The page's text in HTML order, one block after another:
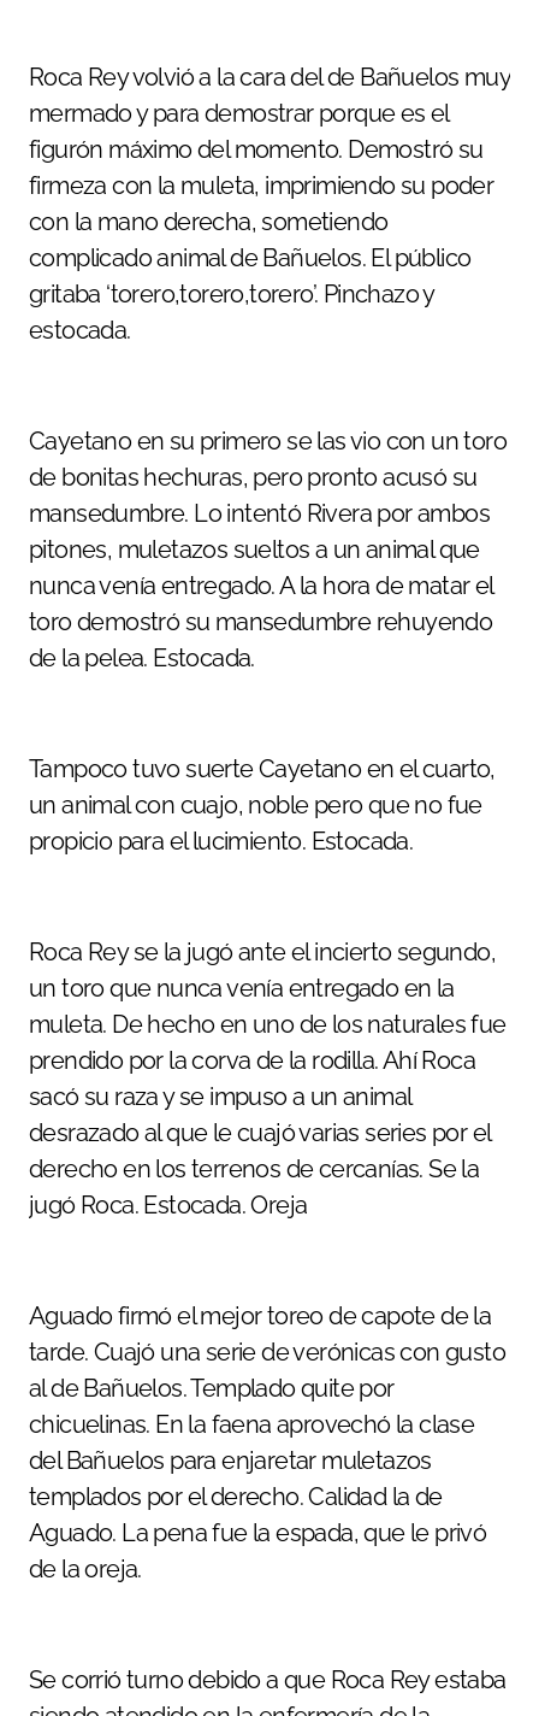
Roca Rey volvió a la cara del de Bañuelos muy
mermado y para demostrar porque es el
figurón máximo del momento. Demostró su
firmeza con la muleta, imprimiendo su poder
con la mano derecha, sometiendo
complicado animal de Bañuelos. El público
gritaba ‘torero,torero,torero’. Pinchazo y
estocada.
Cayetano en su primero se las vio con un toro
de bonitas hechuras, pero pronto acusó su
mansedumbre. Lo intentó Rivera por ambos
pitones, muletazos sueltos a un animal que
nunca venía entregado. A la hora de matar el
toro demostró su mansedumbre rehuyendo
de la pelea. Estocada.
Tampoco tuvo suerte Cayetano en el cuarto,
un animal con cuajo, noble pero que no fue
propicio para el lucimiento. Estocada.
Roca Rey se la jugó ante el incierto segundo,
un toro que nunca venía entregado en la
muleta. De hecho en uno de los naturales fue
prendido por la corva de la rodilla. Ahí Roca
sacó su raza y se impuso a un animal
desrazado al que le cuajó varias series por el
derecho en los terrenos de cercanías. Se la
jugó Roca. Estocada. Oreja
Aguado firmó el mejor toreo de capote de la
tarde. Cuajó una serie de verónicas con gusto
al de Bañuelos. Templado quite por
chicuelinas. En la faena aprovechó la clase
del Bañuelos para enjaretar muletazos
templados por el derecho. Calidad la de
Aguado. La pena fue la espada, que le privó
de la oreja.
Se corrió turno debido a que Roca Rey estaba